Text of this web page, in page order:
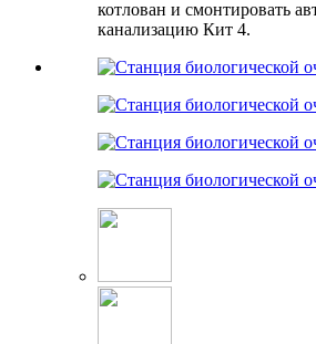
котлован и смонтировать
канализацию Кит 4.